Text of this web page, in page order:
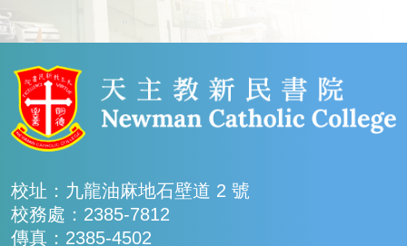
校址：九龍油麻地石壁道 2 號
校務處：2385-7812
傳真：2385-4502